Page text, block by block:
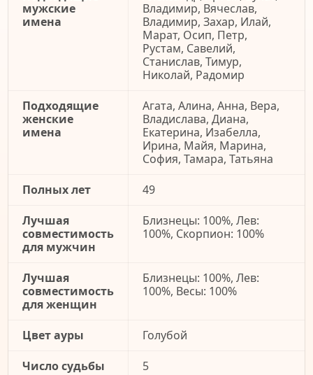
мужские
имена
Владимир, Вячеслав,
Владимир, Захар, Илай,
Марат, Осип, Петр,
Рустам, Савелий,
Станислав, Тимур,
Николай, Радомир
Подходящие
женские
имена
Агата, Алина, Анна, Вера,
Владислава, Диана,
Екатерина, Изабелла,
Ирина, Майя, Марина,
София, Тамара, Татьяна
Полных лет
49
Лучшая
совместимость
для мужчин
Близнецы: 100%, Лев:
100%, Скорпион: 100%
Лучшая
совместимость
для женщин
Близнецы: 100%, Лев:
100%, Весы: 100%
Цвет ауры
Голубой
Число судьбы
5